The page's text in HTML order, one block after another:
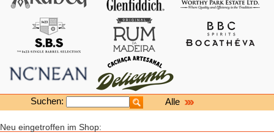
Suchen: Alle
Neu eingetroffen im Shop: